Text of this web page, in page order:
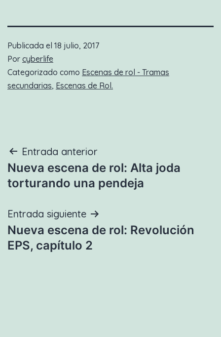
Publicada el 18 julio, 2017
Por cyberlife
Categorizado como Escenas de rol - Tramas
secundarias, Escenas de Rol.
Navegación
de
Entrada anterior
Nueva escena de rol: Alta joda
torturando una pendeja
Entrada siguiente
Nueva escena de rol: Revolución
EPS, capítulo 2